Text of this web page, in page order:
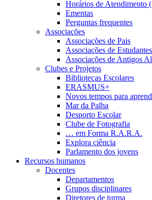
Horários de Atendimento
Ementas
Perguntas frequentes
Associações
Associações de Pais
Associações de Estudantes
Associações de Antigos
Clubes e Projetos
Bibliotecas Escolares
ERASMUS+
Novos tempos para
Mar da Palha
Desporto Escolar
Clube de Fotografia
… em Forma R.A.R.A.
Explora ciência
Parlamento dos jovens
Recursos humanos
Docentes
Departamentos
Grupos disciplinares
Diretores de turma